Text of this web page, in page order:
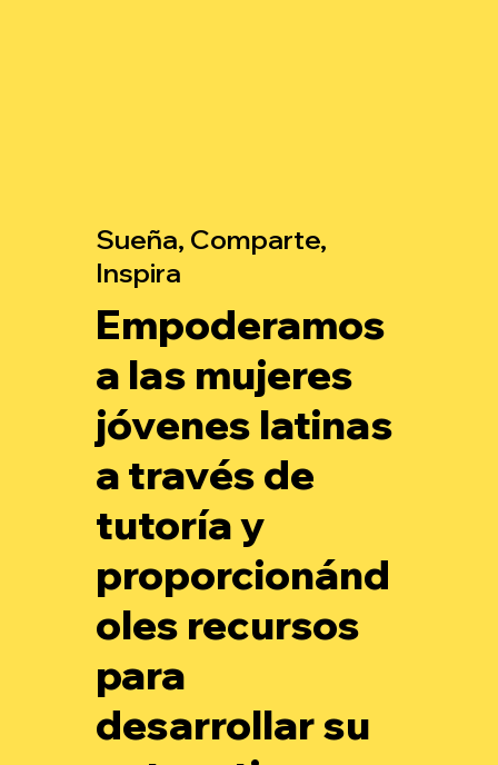
Sueña, Comparte,
Inspira
Empoderamos
a las mujeres
jóvenes latinas
a través de
tutoría y
proporcionánd
oles recursos
para
desarrollar su